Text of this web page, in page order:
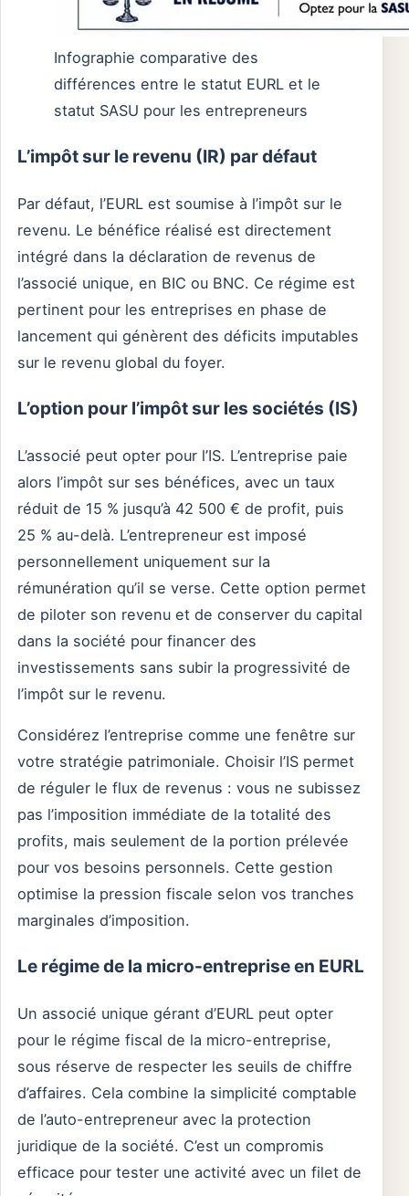
Infographie comparative des
différences entre le statut EURL et le
statut SASU pour les entrepreneurs
L’impôt sur le revenu (IR) par défaut
Par défaut, l’EURL est soumise à l’impôt sur le
revenu. Le bénéfice réalisé est directement
intégré dans la déclaration de revenus de
l’associé unique, en BIC ou BNC. Ce régime est
pertinent pour les entreprises en phase de
lancement qui génèrent des déficits imputables
sur le revenu global du foyer.
L’option pour l’impôt sur les sociétés (IS)
L’associé peut opter pour l’IS. L’entreprise paie
alors l’impôt sur ses bénéfices, avec un taux
réduit de 15 % jusqu’à 42 500 € de profit, puis
25 % au-delà. L’entrepreneur est imposé
personnellement uniquement sur la
rémunération qu’il se verse. Cette option permet
de piloter son revenu et de conserver du capital
dans la société pour financer des
investissements sans subir la progressivité de
l’impôt sur le revenu.
Considérez l’entreprise comme une fenêtre sur
votre stratégie patrimoniale. Choisir l’IS permet
de réguler le flux de revenus : vous ne subissez
pas l’imposition immédiate de la totalité des
profits, mais seulement de la portion prélevée
pour vos besoins personnels. Cette gestion
optimise la pression fiscale selon vos tranches
marginales d’imposition.
Le régime de la micro-entreprise en EURL
Un associé unique gérant d’EURL peut opter
pour le régime fiscal de la micro-entreprise,
sous réserve de respecter les seuils de chiffre
d’affaires. Cela combine la simplicité comptable
de l’auto-entrepreneur avec la protection
juridique de la société. C’est un compromis
efficace pour tester une activité avec un filet de